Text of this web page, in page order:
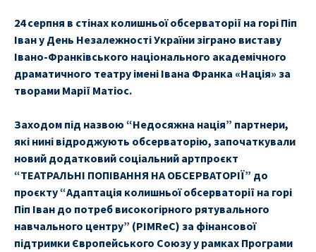
24 серпня в стінах колишньої обсерваторії на горі Піп
Іван у День Незалежності України зіграно виставу
Івано-Франківського національного академічного
драматичного театру імені Івана Франка «Нація» за
творами Марії Матіос.
Заходом під назвою “Недосяжна нація” партнери,
які нині відроджують обсерваторію, започаткували
новий додатковий соціальний артпроєкт
“ТЕАТРАЛЬНІ ПОПІВАННЯ НА ОБСЕРВАТОРІЇ” до
проєкту “Адаптація колишньої обсерваторії на горі
Піп Іван до потреб високогірного рятувального
навчального центру” (PIMReC) за фінансової
підтримки Європейського Союзу у рамках Програми